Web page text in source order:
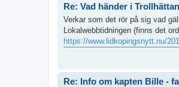
Re: Vad händer i Trollhättan
Verkar som det rör på sig vad
Lokalwebbtidningen (finns det
https://www.lidkopingsnytt.nu/
Re: Info om kapten Bille -